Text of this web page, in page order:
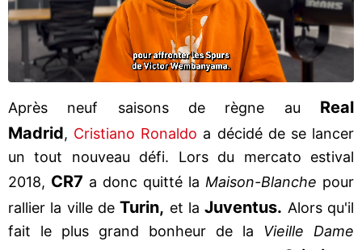
Après neuf saisons de règne au Real
Madrid, Cristiano Ronaldo a décidé de se lancer
un tout nouveau défi. Lors du mercato estival
2018, CR7 a donc quitté la Maison-Blanche pour
rallier la ville deTurin, et laJuventus. Alors qu'il
fait le plus grand bonheur de la Vieille Dame